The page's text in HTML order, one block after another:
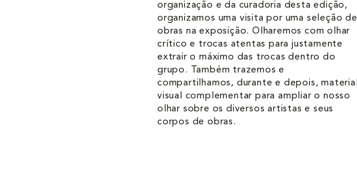
organização e da curadoria desta edição,
organizamos uma visita por uma seleção de
obras na exposição. Olharemos com olhar
crítico e trocas atentas para justamente
extrair o máximo das trocas dentro do
grupo. Também trazemos e
compartilhamos, durante e depois, material
visual complementar para ampliar o nosso
olhar sobre os diversos artistas e seus
corpos de obras.